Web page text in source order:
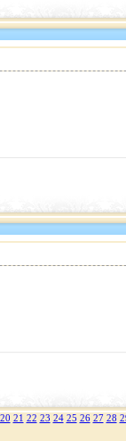
20 21 22 23 24 25 26 27 28